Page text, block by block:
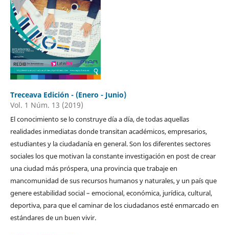
Treceava Edición - (Enero - Junio)
Vol. 1 Núm. 13 (2019)
El conocimiento se lo construye día a día, de todas aquellas
realidades inmediatas donde transitan académicos, empresarios,
estudiantes y la ciudadanía en general. Son los diferentes sectores
sociales los que motivan la constante investigación en post de crear
una ciudad más próspera, una provincia que trabaje en
mancomunidad de sus recursos humanos y naturales, y un país que
genere estabilidad social – emocional, económica, jurídica, cultural,
deportiva, para que el caminar de los ciudadanos esté enmarcado en
estándares de un buen vivir.